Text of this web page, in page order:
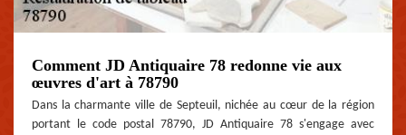
Comment JD Antiquaire 78 redonne vie aux
œuvres d'art à 78790
Dans la charmante ville de Septeuil, nichée au cœur de la région
portant le code postal 78790, JD Antiquaire 78 s'engage avec